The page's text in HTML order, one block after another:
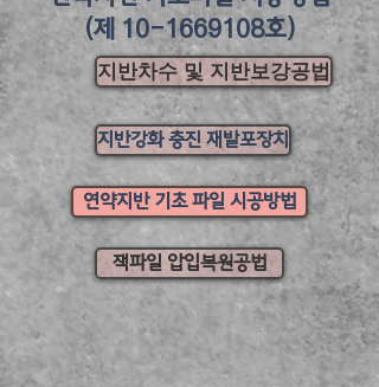
(제 10-1669108호)
지반차수 및 지반보강공법
지반강화 충진 재발포장치
연약지반 기초 파일 시공방법
잭파일 압입복원공법